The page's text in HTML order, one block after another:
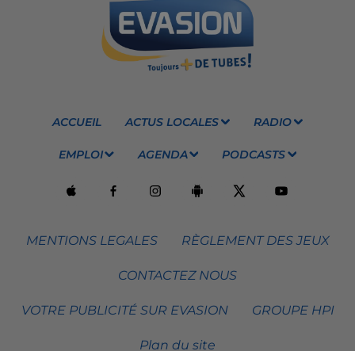
ACCUEIL ACTUS LOCALES RADIO
EMPLOI AGENDA PODCASTS
MENTIONS LEGALES RÈGLEMENT DES JEUX
CONTACTEZ NOUS
VOTRE PUBLICITÉ SUR EVASION GROUPE HPI
Plan du site